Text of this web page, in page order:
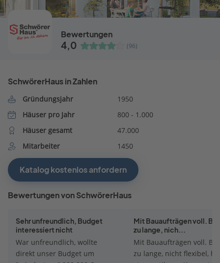
Bewertungen
4,0 (96)
SchwörerHaus in Zahlen
Gründungsjahr
1950
Häuser pro Jahr
800 - 1.000
Häuser gesamt
47.000
Mitarbeiter
1450
Katalog kostenlos anfordern
Bewertungen von SchwörerHaus
Sehr unfreundlich, Budget
interessiert nicht
War unfreundlich, wollte
direkt unser Budget um
Mit Bauaufträgen voll.
zu lange, nich...
Mit Bauaufträgen voll.
zu lange, nicht flexibel,